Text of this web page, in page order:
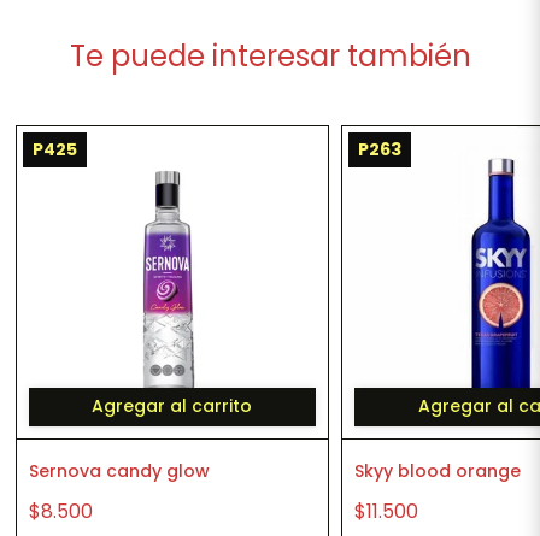
Te puede interesar también
P425
Agregar al carrito
Sernova candy glow
$8.500
P263
Agregar al
Skyy blood orange
$11.500